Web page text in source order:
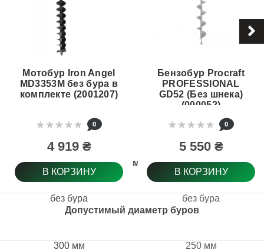
Бур в комплекте
Допустимый диаметр буров
Мотобур Iron Angel
MD3353M без бура в
комплекте (2001207)
0
4 919 ₴
В КОРЗИНУ
без бура
300 мм
Бензобур Procraft
PROFESSIONAL
GD52 (Без шнека)
(000052)
0
5 550 ₴
В КОРЗИНУ
без бура
250 мм